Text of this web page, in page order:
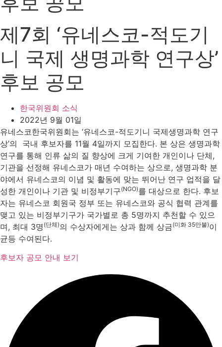
제7회 ‘유네스코-적도기
니 국제 생명과학 연구상’
후보 공모
한국위원회 소식
2022년 9월 01일
유네스코한국위원회는 ‘유네스코-적도기니 국제생명과학 연구
상’의 국내 후보자를 11월 4일까지 모집한다. 본 상은 생명과학
연구를 통해 인류 삶의 질 향상에 크게 기여한 개인이나 단체,
기관을 선정해 유네스코가 매년 수여하는 상으로, 생명과학 분
야에서 유네스코의 이념 및 활동에 맞는 뛰어난 연구 업적을 달
성한 개인이나 기관 및 비정부기구(NGO)를 대상으로 한다. 후보
자는 유네스코 회원국 정부 또는 유네스코와 공식 협력 관계를
맺고 있는 비정부기구가 국가별로 총 5명까지 추천할 수 있으
며, 최대 3명 (단체)의 수상자에게는 상과 함께 상금(미화 35만불)이
균등 수여된다.
후보자 공모 안내 보기